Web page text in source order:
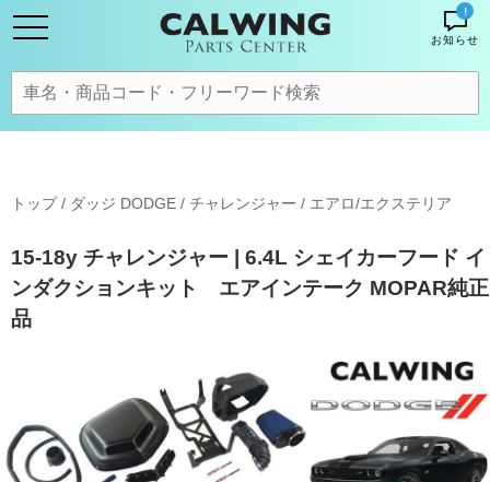
!
お知らせ
トップ/ ダッジ DODGE / チャレンジャー / エアロ/エクステリア
15-18y チャレンジャー | 6.4L シェイカーフード イ
ンダクションキット エアインテーク MOPAR純正
品